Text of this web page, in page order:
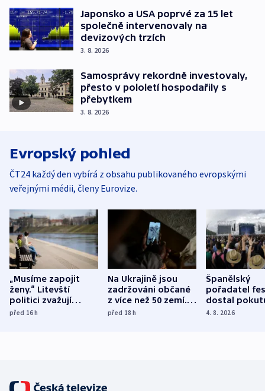
Japonsko a USA poprvé za 15 let
společně intervenovaly na
devizových trzích
3. 8. 2026
Samosprávy rekordně investovaly,
přesto v pololetí hospodařily s
přebytkem
3. 8. 2026
Evropský pohled
ČT24 každý den vybírá z obsahu publikovaného evropskými
veřejnými médii, členy Eurovize.
„Musíme zapojit
ženy.“ Litevští
politici zvažují
dohodu o
před 16h
Na Ukrajině jsou
zadržováni občané
z více než 50 zemí.
Bojovali na straně
před 18h
Španělský
pořadatel
dostal
nekalé
4. 8. 2026